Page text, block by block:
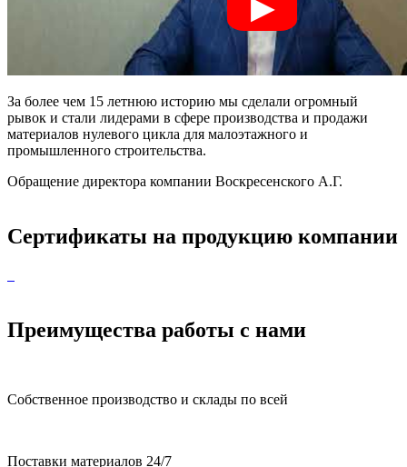
За более чем 15 летнюю историю мы сделали огромный
рывок и стали лидерами в сфере производства и продажи
материалов нулевого цикла для малоэтажного и
промышленного строительства.
Обращение директора компании Воскресенского А.Г.
Сертификаты на продукцию компании
Преимущества работы с нами
Собственное производство и склады по всей
Поставки материалов 24/7